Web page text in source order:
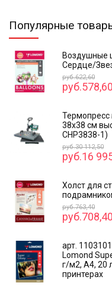
Популярные
Воздушные
Сердце/
руб.622,60
руб.578,60
38х38 см
CHP3838-1)
руб.30 112,50
руб.16
Холст для
руб.763,40
руб.708,40
арт.
Lomond
г/м2, А4, 20
принтерах